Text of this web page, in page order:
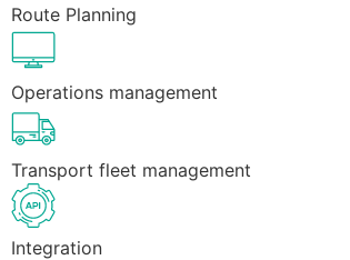
Route Planning
Operations management
Transport fleet management
Integration